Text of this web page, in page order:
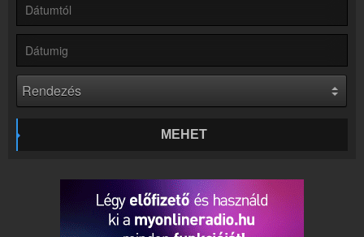
Ágyazd be weboldaladba
Készítés lépésről lépésre
MEHET